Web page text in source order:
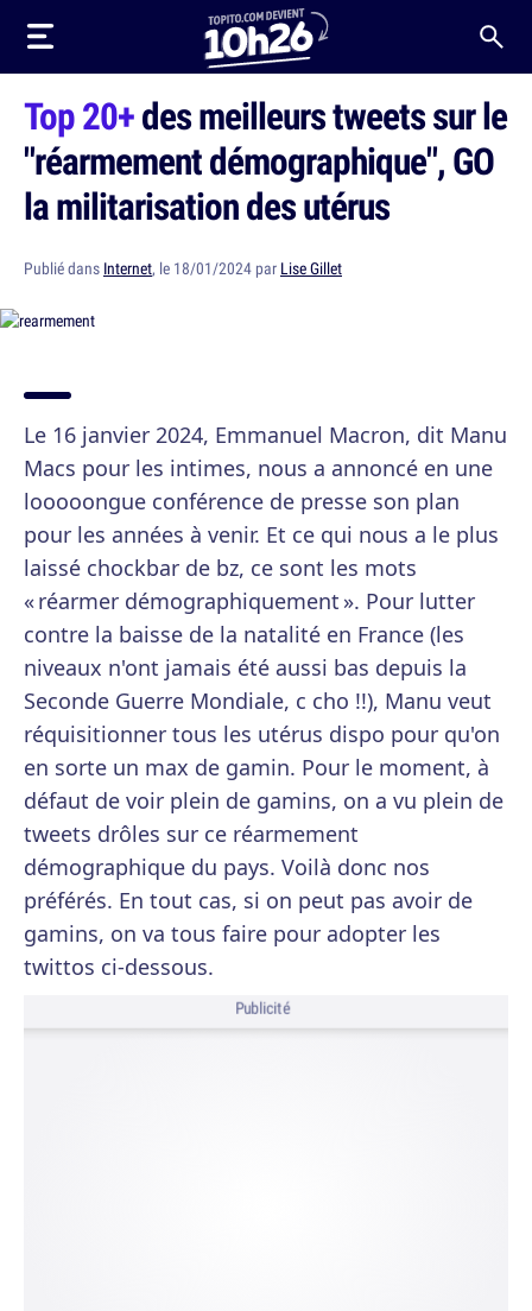
Top 20+des meilleurs tweets sur le
"réarmement démographique", GO
la militarisation des utérus
Publié dans Internet, le 18/01/2024 par Lise Gillet
Le 16 janvier 2024, Emmanuel Macron, dit Manu
Macs pour les intimes, nous a annoncé en une
looooongue conférence de presse son plan
pour les années à venir. Et ce qui nous a le plus
laissé chockbar de bz, ce sont les mots
« réarmer démographiquement ». Pour lutter
contre la baisse de la natalité en France (les
niveaux n'ont jamais été aussi bas depuis la
Seconde Guerre Mondiale, c cho !!), Manu veut
réquisitionner tous les utérus dispo pour qu'on
en sorte un max de gamin. Pour le moment, à
défaut de voir plein de gamins, on a vu plein de
tweets drôles sur ce réarmement
démographique du pays. Voilà donc nos
préférés. En tout cas, si on peut pas avoir de
gamins, on va tous faire pour adopter les
twittos ci-dessous.
Publicité